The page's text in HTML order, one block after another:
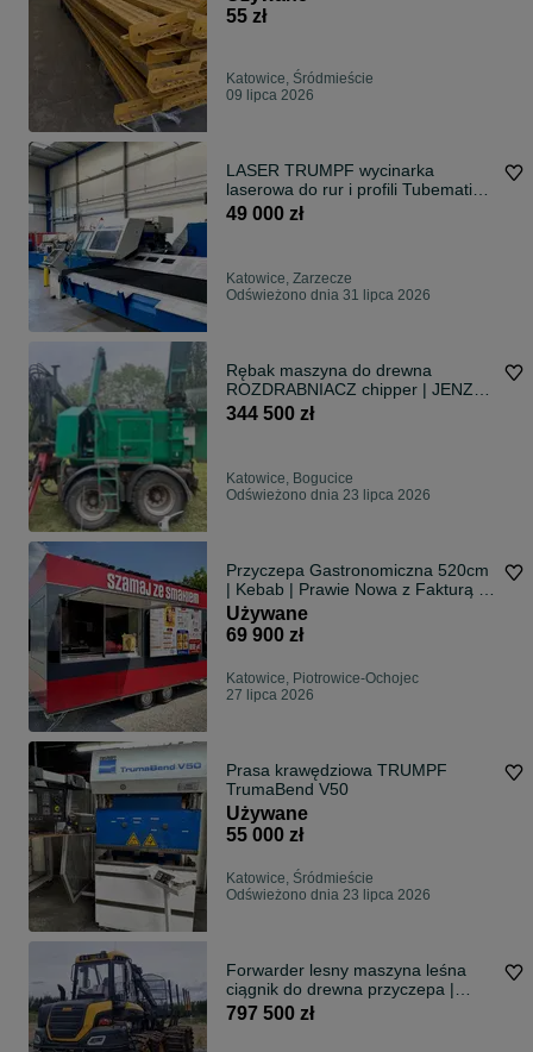
55 zł
Katowice, Śródmieście
09 lipca 2026
LASER TRUMPF wycinarka
laserowa do rur i profili Tubematic /
Tube 5000
49 000 zł
Katowice, Zarzecze
Odświeżono dnia 31 lipca 2026
Rębak maszyna do drewna
ROZDRABNIACZ chipper | JENZ
HEM 560 | 2013 | 6 100 MTH |
344 500 zł
Katowice, Bogucice
Odświeżono dnia 23 lipca 2026
Przyczepa Gastronomiczna 520cm
| Kebab | Prawie Nowa z Fakturą |
2025r
Używane
69 900 zł
Katowice, Piotrowice-Ochojec
27 lipca 2026
Prasa krawędziowa TRUMPF
TrumaBend V50
Używane
55 000 zł
Katowice, Śródmieście
Odświeżono dnia 23 lipca 2026
Forwarder lesny maszyna leśna
ciągnik do drewna przyczepa |
PONSSE WISENT | 2019 | 15 300
797 500 zł